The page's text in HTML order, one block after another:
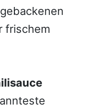
frischem